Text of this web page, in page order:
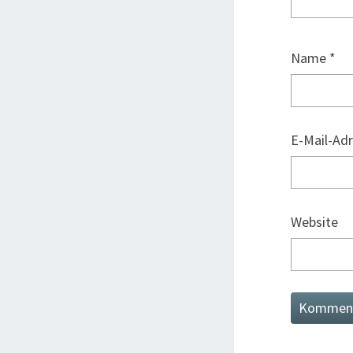
Name *
E-Mail-
Website